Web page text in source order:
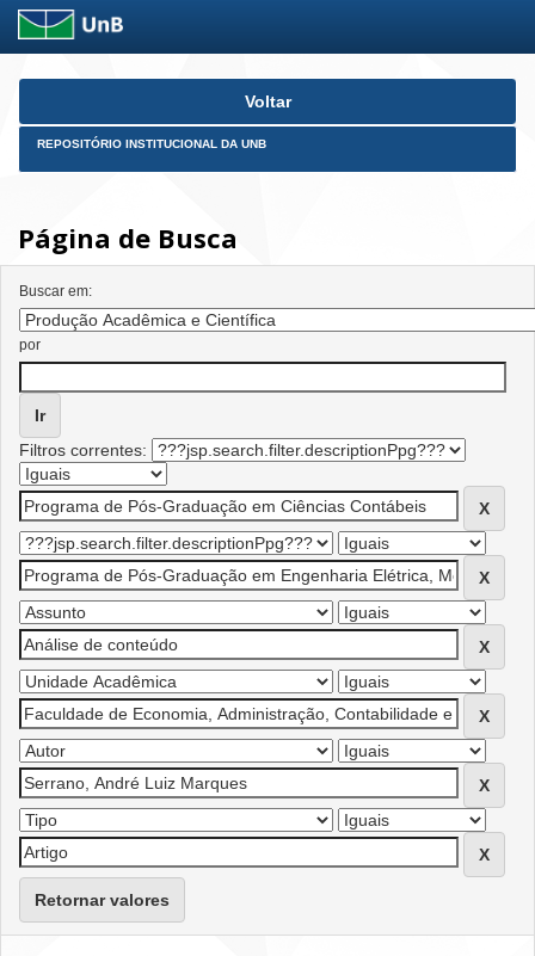
Skip
Voltar
REPOSITÓRIO INSTITUCIONAL DA UNB
Página de Busca
Buscar em:
por
Filtros correntes:
Retornar valores